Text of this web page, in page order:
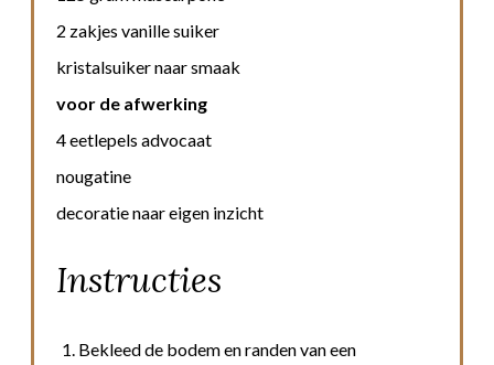
2 zakjes vanille suiker
kristalsuiker naar smaak
voor de afwerking
4 eetlepels advocaat
nougatine
decoratie naar eigen inzicht
Instructies
Bekleed de bodem en randen van een